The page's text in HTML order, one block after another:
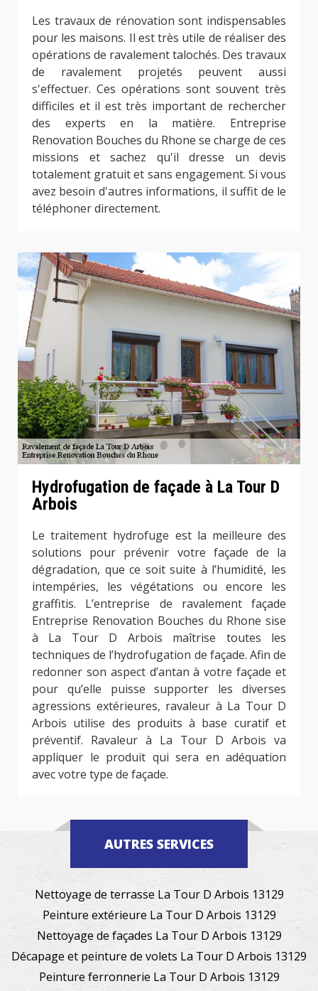
Les travaux de rénovation sont indispensables
pour les maisons. Il est très utile de réaliser des
opérations de ravalement talochés. Des travaux
de ravalement projetés peuvent aussi
s'effectuer. Ces opérations sont souvent très
difficiles et il est très important de rechercher
des experts en la matière. Entreprise
Renovation Bouches du Rhone se charge de ces
missions et sachez qu'il dresse un devis
totalement gratuit et sans engagement. Si vous
avez besoin d'autres informations, il suffit de le
téléphoner directement.
Hydrofugation de façade à La Tour D
Arbois
Le traitement hydrofuge est la meilleure des
solutions pour prévenir votre façade de la
dégradation, que ce soit suite à l’humidité, les
intempéries, les végétations ou encore les
graffitis. L’entreprise de ravalement façade
Entreprise Renovation Bouches du Rhone sise
à La Tour D Arbois maîtrise toutes les
techniques de l’hydrofugation de façade. Afin de
redonner son aspect d’antan à votre façade et
pour qu’elle puisse supporter les diverses
agressions extérieures, ravaleur à La Tour D
Arbois utilise des produits à base curatif et
préventif. Ravaleur à La Tour D Arbois va
appliquer le produit qui sera en adéquation
avec votre type de façade.
AUTRES SERVICES
Nettoyage de terrasse La Tour D Arbois 13129
Peinture extérieure La Tour D Arbois 13129
Nettoyage de façades La Tour D Arbois 13129
Décapage et peinture de volets La Tour D Arbois 13129
Peinture ferronnerie La Tour D Arbois 13129